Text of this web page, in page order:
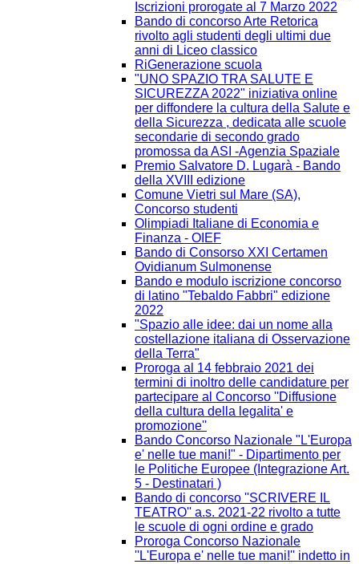
Iscrizioni prorogate al 7 Marzo 2022
Bando di concorso Arte Retorica
rivolto agli studenti degli ultimi due
anni di Liceo classico
RiGenerazione scuola
"UNO SPAZIO TRA SALUTE E
SICUREZZA 2022" iniziativa online
per diffondere la cultura della Salute e
della Sicurezza , dedicata alle scuole
secondarie di secondo grado
promossa da ASI -Agenzia Spaziale
Premio Salvatore D. Lugarà - Bando
della XVIII edizione
Comune Vietri sul Mare (SA),
Concorso studenti
Olimpiadi Italiane di Economia e
Finanza - OIEF
Bando di Consorso XXI Certamen
Ovidianum Sulmonense
Bando e modulo iscrizione concorso
di latino "Tebaldo Fabbri" edizione
2022
"Spazio alle idee: dai un nome alla
costellazione italiana di Osservazione
della Terra"
Proroga al 14 febbraio 2021 dei
termini di inoltro delle candidature per
partecipare al Concorso ''Diffusione
della cultura della legalita' e
promozione''
Bando Concorso Nazionale "L'Europa
e' nelle tue mani!" - Dipartimento per
le Politiche Europee (Integrazione Art.
5 - Destinatari )
Bando di concorso ''SCRIVERE IL
TEATRO'' a.s. 2021-22 rivolto a tutte
le scuole di ogni ordine e grado
Proroga Concorso Nazionale
''L'Europa e' nelle tue mani!'' indetto in